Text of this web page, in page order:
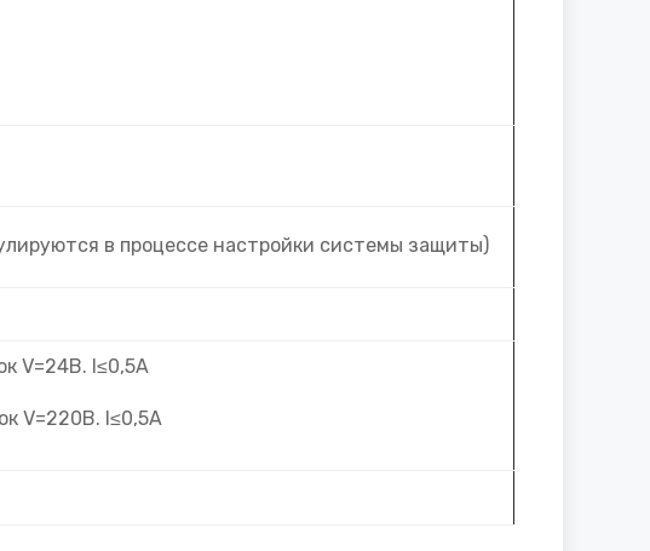
в процессе настройки системы защиты)
V=24В. I≤0,5А
V=220В. I≤0,5А